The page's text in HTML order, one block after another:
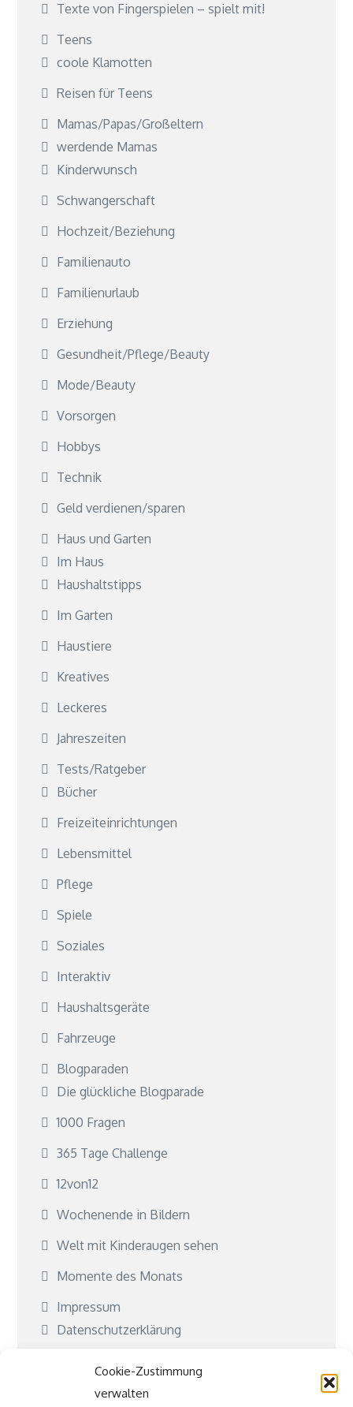
Cookie-Zustimmung
verwalten
Texte von Fingerspielen – spielt mit!
Teens
coole Klamotten
Reisen für Teens
Mamas/Papas/Großeltern
werdende Mamas
Kinderwunsch
Schwangerschaft
Hochzeit/Beziehung
Familienauto
Familienurlaub
Erziehung
Gesundheit/Pflege/Beauty
Mode/Beauty
Vorsorgen
Hobbys
Technik
Geld verdienen/sparen
Haus und Garten
Im Haus
Haushaltstipps
Im Garten
Haustiere
Kreatives
Leckeres
Jahreszeiten
Tests/Ratgeber
Bücher
Freizeiteinrichtungen
Lebensmittel
Pflege
Spiele
Soziales
Interaktiv
Haushaltsgeräte
Fahrzeuge
Blogparaden
Die glückliche Blogparade
1000 Fragen
365 Tage Challenge
12von12
Wochenende in Bildern
Welt mit Kinderaugen sehen
Momente des Monats
Impressum
Datenschutzerklärung
Kontakt